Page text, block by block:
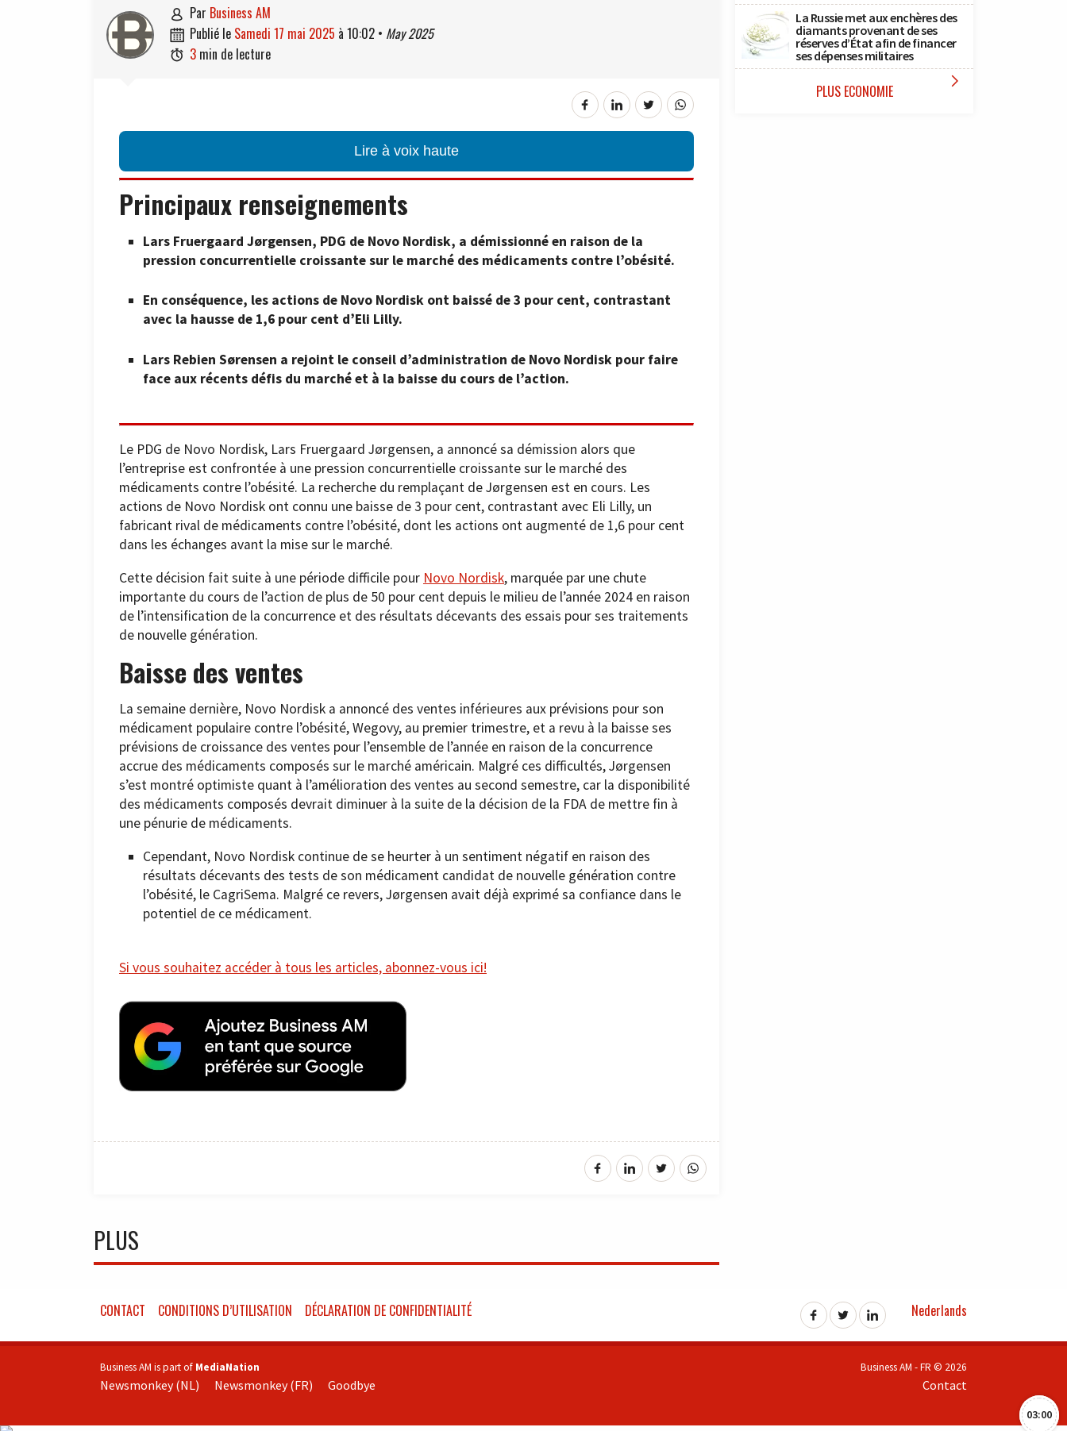
 par Business AM
 publié le samedi 17 mai 2025 à 10:02 • May 2025
 3 min de lecture
Lire à voix haute
Principaux renseignements
Lars Fruergaard Jørgensen, PDG de Novo Nordisk, a démissionné en raison de la
pression concurrentielle croissante sur le marché des médicaments contre l’obésité.
En conséquence, les actions de Novo Nordisk ont baissé de 3 pour cent, contrastant
avec la hausse de 1,6 pour cent d’Eli Lilly.
Lars Rebien Sørensen a rejoint le conseil d’administration de Novo Nordisk pour faire
face aux récents défis du marché et à la baisse du cours de l’action.
Le PDG de Novo Nordisk, Lars Fruergaard Jørgensen, a annoncé sa démission alors que
l’entreprise est confrontée à une pression concurrentielle croissante sur le marché des
médicaments contre l’obésité. La recherche du remplaçant de Jørgensen est en cours. Les
actions de Novo Nordisk ont connu une baisse de 3 pour cent, contrastant avec Eli Lilly, un
fabricant rival de médicaments contre l’obésité, dont les actions ont augmenté de 1,6 pour cent
dans les échanges avant la mise sur le marché.
Cette décision fait suite à une période difficile pour Novo Nordisk, marquée par une chute
importante du cours de l’action de plus de 50 pour cent depuis le milieu de l’année 2024 en raison
de l’intensification de la concurrence et des résultats décevants des essais pour ses traitements
de nouvelle génération.
Baisse des ventes
La semaine dernière, Novo Nordisk a annoncé des ventes inférieures aux prévisions pour son
médicament populaire contre l’obésité, Wegovy, au premier trimestre, et a revu à la baisse ses
prévisions de croissance des ventes pour l’ensemble de l’année en raison de la concurrence
accrue des médicaments composés sur le marché américain. Malgré ces difficultés, Jørgensen
s’est montré optimiste quant à l’amélioration des ventes au second semestre, car la disponibilité
des médicaments composés devrait diminuer à la suite de la décision de la FDA de mettre fin à
une pénurie de médicaments.
Cependant, Novo Nordisk continue de se heurter à un sentiment négatif en raison des
résultats décevants des tests de son médicament candidat de nouvelle génération contre
l’obésité, le CagriSema. Malgré ce revers, Jørgensen avait déjà exprimé sa confiance dans le
potentiel de ce médicament.
Si vous souhaitez accéder à tous les articles, abonnez-vous ici!
PLUS
La Russie met aux enchères des
diamants provenant de ses
réserves d’État afin de financer
ses dépenses militaires
PLUS ECONOMIE 
03:00
CONTACT CONDITIONS D’UTILISATION DÉCLARATION DE CONFIDENTIALITÉ Nederlands
Business AM is part of MediaNation
Newsmonkey (NL) Newsmonkey (FR) Goodbye
Business AM - FR © 2026
Contact